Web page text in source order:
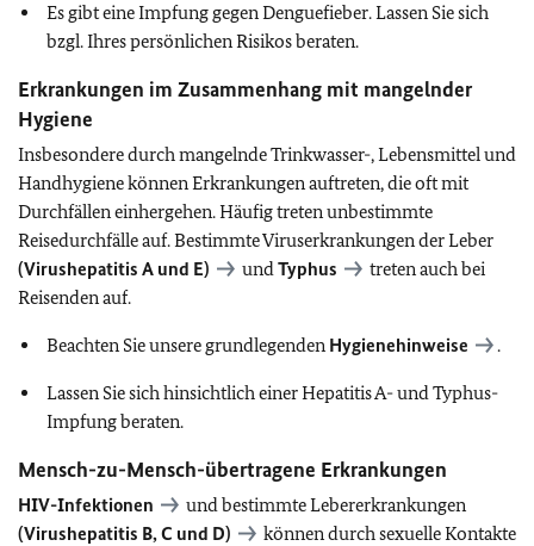
Es gibt eine Impfung gegen Denguefieber. Lassen Sie sich
bzgl. Ihres persönlichen Risikos beraten.
Erkrankungen im Zusammenhang mit mangelnder
Hygiene
Insbesondere durch mangelnde Trinkwasser-, Lebensmittel und
Handhygiene können Erkrankungen auftreten, die oft mit
Durchfällen einhergehen. Häufig treten unbestimmte
Reisedurchfälle auf. Bestimmte Viruserkrankungen der Leber
(Virushepatitis A und E)
undTyphus
treten auch bei
Reisenden auf.
Beachten Sie unsere grundlegenden Hygienehinweise .
Lassen Sie sich hinsichtlich einer Hepatitis A- und Typhus-
Impfung beraten.
Mensch-zu-Mensch-übertragene Erkrankungen
HIV-Infektionen
und bestimmte Lebererkrankungen
(Virushepatitis B, C und D)
können durch sexuelle Kontakte